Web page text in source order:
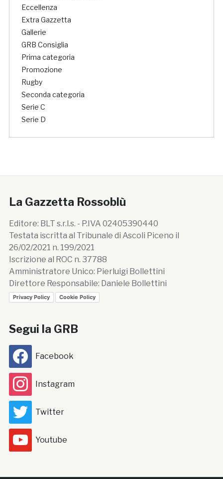
Eccellenza
Extra Gazzetta
Gallerie
GRB Consiglia
Prima categoria
Promozione
Rugby
Seconda categoria
Serie C
Serie D
La Gazzetta Rossoblù
Editore: BLT s.r.l.s. - P.IVA 02405390440
Testata iscritta al Tribunale di Ascoli Piceno il
26/02/2021 n. 199/2021
Iscrizione al ROC n. 37788
Amministratore Unico: Pierluigi Bollettini
Direttore Responsabile: Daniele Bollettini
Privacy Policy Cookie Policy
Segui la GRB
Facebook
Instagram
Twitter
Youtube